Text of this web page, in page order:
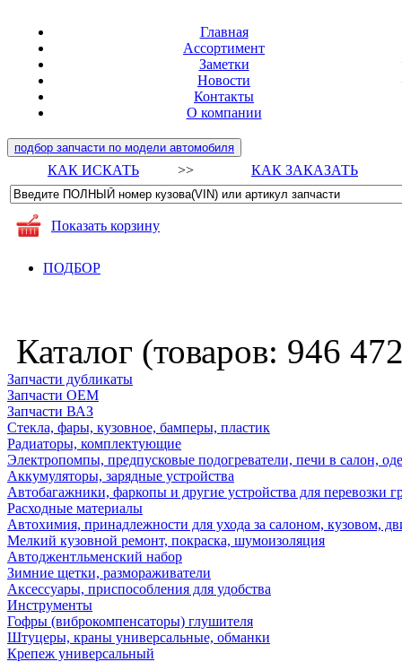
Главная
Ассортимент
Заметки
Новости
Контакты
О компании
подбор запчасти по модели автомобиля
КАК ИСКАТЬ >> КАК ЗАКАЗАТЬ
Показать корзину
ПОДБОР
Каталог (товаров: 946
Запчасти дубликаты
Запчасти ОЕМ
Запчасти ВАЗ
Стекла, фары, кузовное, бамперы, пластик
Радиаторы, комплектующие
Электропомпы, предпусковые подогреватели, печи в салон,
Аккумуляторы, зарядные устройства
Автобагажники, фаркопы и другие устройства для перевозки
Расходные материалы
Автохимия, принадлежности для ухода за салоном, кузовом,
Мелкий кузовной ремонт, покраска, шумоизоляция
Автоджентльменский набор
Зимние щетки, размораживатели
Аксессуары, приспособления для удобства
Инструменты
Гофры (виброкомпенсаторы) глушителя
Штуцеры, краны универсальные, обманки
Крепеж универсальный